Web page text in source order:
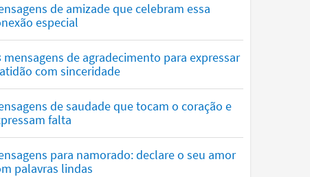
de amizade que celebram essa
especial
mensagens de agradecimento para expressar
com sinceridade
de saudade que tocam o coração e
falta
para namorado: declare o seu amor
palavras lindas